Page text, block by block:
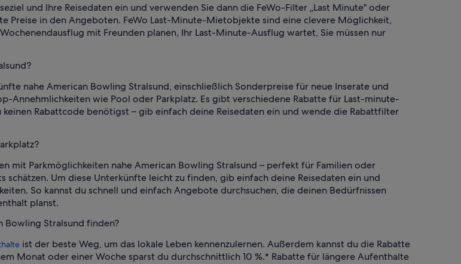
und Ihre Reisedaten ein und verwenden Sie dann die FeWo-Filter „Last Minute" oder
Preise in den Angeboten. FeWo Last-Minute-Mietobjekte sind eine clevere Möglichkeit,
mit Freunden planen, Ihr Last-Minute-Ausflug wartet, Sie müssen nur
nahe American Bowling Stralsund, einschließlich Sonderpreise für neue Inserate und
Annehmlichkeiten wie Pool oder Parkplatz. Es gibt verschiedene Rabatte für Last-minute-
keinen Rabattcode benötigst – gib einfach deine Reisedaten ein und wende die Rabattfilter
mit Parkmöglichkeiten nahe American Bowling Stralsund – perfekt für Familien oder
Um diese Unterkünfte leicht zu finden, gib einfach deine Reisedaten ein und
So kannst du schnell und einfach Angebote durchsuchen, die deinen Bedürfnissen
planst.
Bowling Stralsund finden?
ist der beste Weg, um das lokale Leben kennenzulernen. Außerdem kannst du die Rabatte
Monat oder einer Woche sparst du durchschnittlich 10 %.* Rabatte für längere Aufenthalte